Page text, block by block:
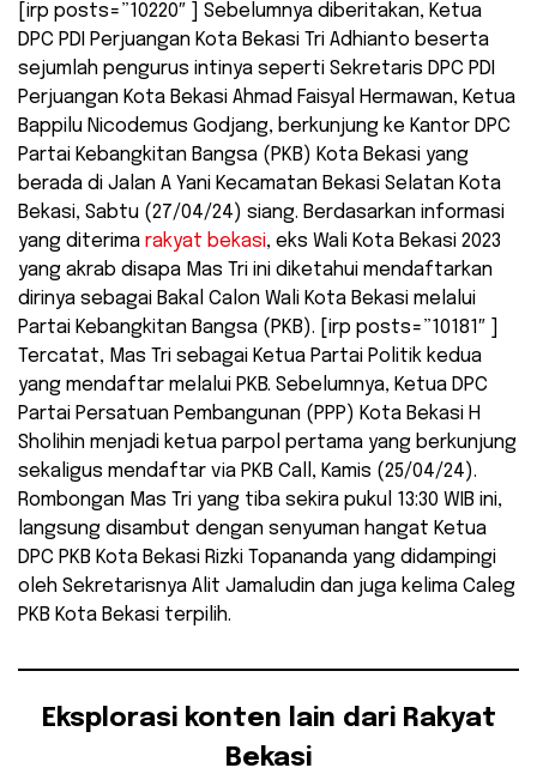
[irp posts=”10220″ ] Sebelumnya diberitakan, Ketua
DPC PDI Perjuangan Kota Bekasi Tri Adhianto beserta
sejumlah pengurus intinya seperti Sekretaris DPC PDI
Perjuangan Kota Bekasi Ahmad Faisyal Hermawan, Ketua
Bappilu Nicodemus Godjang, berkunjung ke Kantor DPC
Partai Kebangkitan Bangsa (PKB) Kota Bekasi yang
berada di Jalan A Yani Kecamatan Bekasi Selatan Kota
Bekasi, Sabtu (27/04/24) siang. Berdasarkan informasi
yang diterima rakyat bekasi, eks Wali Kota Bekasi 2023
yang akrab disapa Mas Tri ini diketahui mendaftarkan
dirinya sebagai Bakal Calon Wali Kota Bekasi melalui
Partai Kebangkitan Bangsa (PKB). [irp posts=”10181″ ]
Tercatat, Mas Tri sebagai Ketua Partai Politik kedua
yang mendaftar melalui PKB. Sebelumnya, Ketua DPC
Partai Persatuan Pembangunan (PPP) Kota Bekasi H
Sholihin menjadi ketua parpol pertama yang berkunjung
sekaligus mendaftar via PKB Call, Kamis (25/04/24).
Rombongan Mas Tri yang tiba sekira pukul 13:30 WIB ini,
langsung disambut dengan senyuman hangat Ketua
DPC PKB Kota Bekasi Rizki Topananda yang didampingi
oleh Sekretarisnya Alit Jamaludin dan juga kelima Caleg
PKB Kota Bekasi terpilih.
Eksplorasi konten lain dari Rakyat
Bekasi